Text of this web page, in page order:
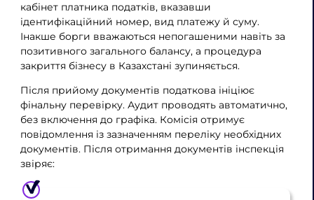
кабінет платника податків, вказавши
ідентифікаційний номер, вид платежу й суму.
Інакше борги вважаються непогашеними навіть за
позитивного загального балансу, а процедура
закриття бізнесу в Казахстані зупиняється.
Після прийому документів податкова ініціює
фінальну перевірку. Аудит проводять автоматично,
без включення до графіка. Комісія отримує
повідомлення із зазначенням переліку необхідних
документів. Після отримання документів інспекція
звіряє: